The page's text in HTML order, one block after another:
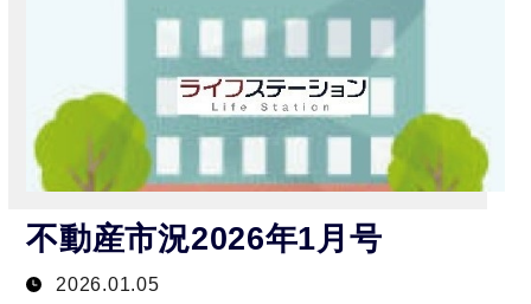
不動産市況2026年1月号
2026.01.05